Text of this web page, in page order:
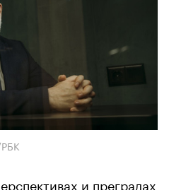
и преградах